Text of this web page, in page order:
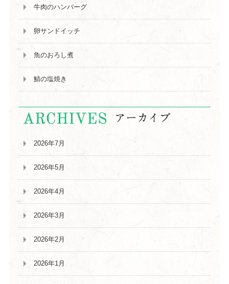
牛肉のハンバーグ
卵サンドイッチ
魚のおろし煮
鯖の塩焼き
2026年7月
2026年5月
2026年4月
2026年3月
2026年2月
2026年1月